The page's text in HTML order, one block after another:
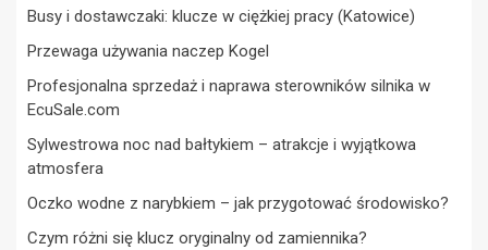
Busy i dostawczaki: klucze w ciężkiej pracy (Katowice)
Przewaga używania naczep Kogel
Profesjonalna sprzedaż i naprawa sterowników silnika w
EcuSale.com
Sylwestrowa noc nad bałtykiem – atrakcje i wyjątkowa
atmosfera
Oczko wodne z narybkiem – jak przygotować środowisko?
Czym różni się klucz oryginalny od zamiennika?